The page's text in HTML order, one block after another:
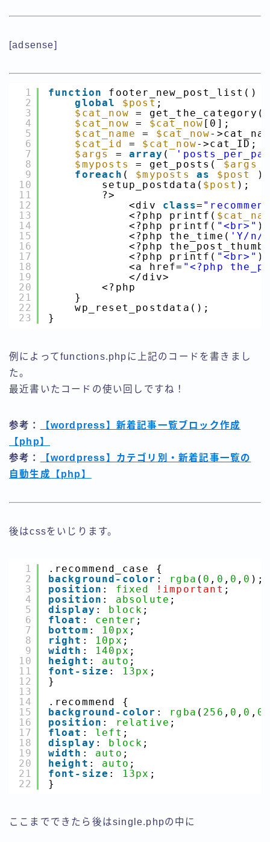
[adsense]
1
2
3
4
5
6
7
8
9
10
11
12
13
14
15
16
17
18
19
20
21
22
23
function
footer_new_post_list()
global
$post ;
$cat_now
=
$cat_now
= $cat_now [0];
$cat_name
= $cat_now-
$cat_id
= $cat_now->cat_ID;
$args
= array (
$myposts
= get_posts( $args
foreach ( $myposts as $post
)
setup_postdata( $post );
?>
<div class=
<?php printf(
<?php printf( "<br>"
<?php the_time( 'Y/n/j
<?php
<?php printf( "<br>"
<a href= "<?php
</div>
<?php
}
wp_reset_postdata();
}
例によってfunctions.phpに上記のコードを書きまし
た。
最近書いたコードの使い回しですね！
参考：
【wordpress】新着記事一覧ブロック作成
【php】
参考：
【wordpress】カテゴリ別・新着記事一覧の
自動生成【php】
後はcssをいじります。
1
2
3
4
5
6
7
8
9
10
11
12
13
14
15
16
17
18
19
20
21
22
.recommend_case {
background-color : rgba ( 0 , 0 , 0 , 0 );
position : fixed !important ;
position : absolute ;
display : block ;
float : center ;
bottom : 10px ;
right : 10px ;
width : 140px ;
height : auto ;
font-size : 13px ;
}
.recommend {
background-color : rgba ( 256 , 0 , 0 ,
position : relative ;
float : left ;
display : block ;
width : auto ;
height : auto ;
font-size : 13px ;
}
ここまでできたら後はsingle.phpの中に